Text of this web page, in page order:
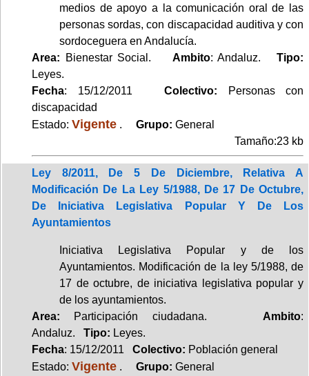
medios de apoyo a la comunicación oral de las
personas sordas, con discapacidad auditiva y con
sordoceguera en Andalucía.
Area: Bienestar Social. Ambito: Andaluz.Tipo:
Leyes.
Fecha: 15/12/2011 Colectivo:
Personas con
discapacidad
Estado: Vigente . Grupo: General
Tamaño:23 kb
Ley 8/2011, De 5 De Diciembre, Relativa A
Modificación De La Ley 5/1988, De 17 De Octubre,
De Iniciativa Legislativa Popular Y De Los
Ayuntamientos
Iniciativa Legislativa Popular y de los
Ayuntamientos. Modificación de la ley 5/1988, de
17 de octubre, de iniciativa legislativa popular y
de los ayuntamientos.
Area: Participación ciudadana. Ambito:
Andaluz. Tipo: Leyes.
Fecha: 15/12/2011 Colectivo: Población general
Estado: Vigente . Grupo: General